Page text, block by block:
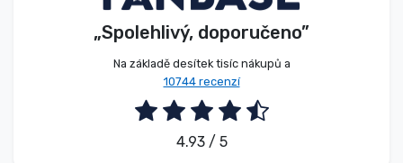
„Spolehlivý, doporučeno”
Na základě desítek tisíc nákupů a
10744 recenzí
4.93 / 5